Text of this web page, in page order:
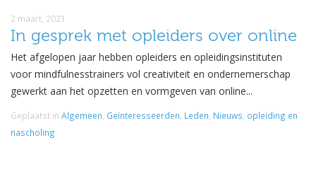
2 maart, 2021
In gesprek met opleiders over online
Het afgelopen jaar hebben opleiders en opleidingsinstituten
voor mindfulnesstrainers vol creativiteit en ondernemerschap
gewerkt aan het opzetten en vormgeven van online...
Geplaatst in Algemeen Geïnteresseerden Leden Nieuws opleiding en
nascholing